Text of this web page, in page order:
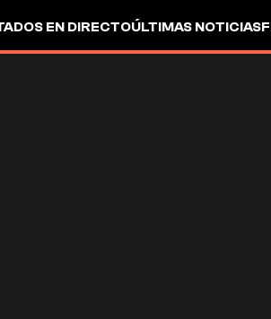
EN DIRECTOÚLTIMAS NOTICIAS